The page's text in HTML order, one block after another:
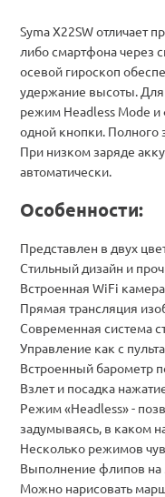
Syma X22SW отличает
либо смартфона через
осевой гироскоп
удержание высоты.
режим Headless Mode и
одной кнопки. Полного
При низком заряде
автоматически.
Особенности:
Представлен в двух
Стильный дизайн и
Встроенная WiFi камера
Прямая трансляция
Современная система
Управление как с
Встроенный барометр
Взлет и посадка
Режим «Headless» -
задумываясь, в каком
Несколько режимов
Выполнение флипов на
Можно нарисовать